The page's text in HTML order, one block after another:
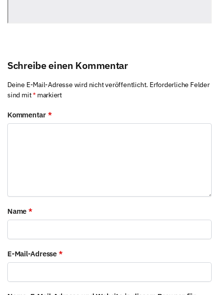
Schreibe einen Kommentar
Deine E-Mail-Adresse wird nicht veröffentlicht. Erforderliche Felder
sind mit*markiert
Kommentar *
Name *
E-Mail-Adresse *